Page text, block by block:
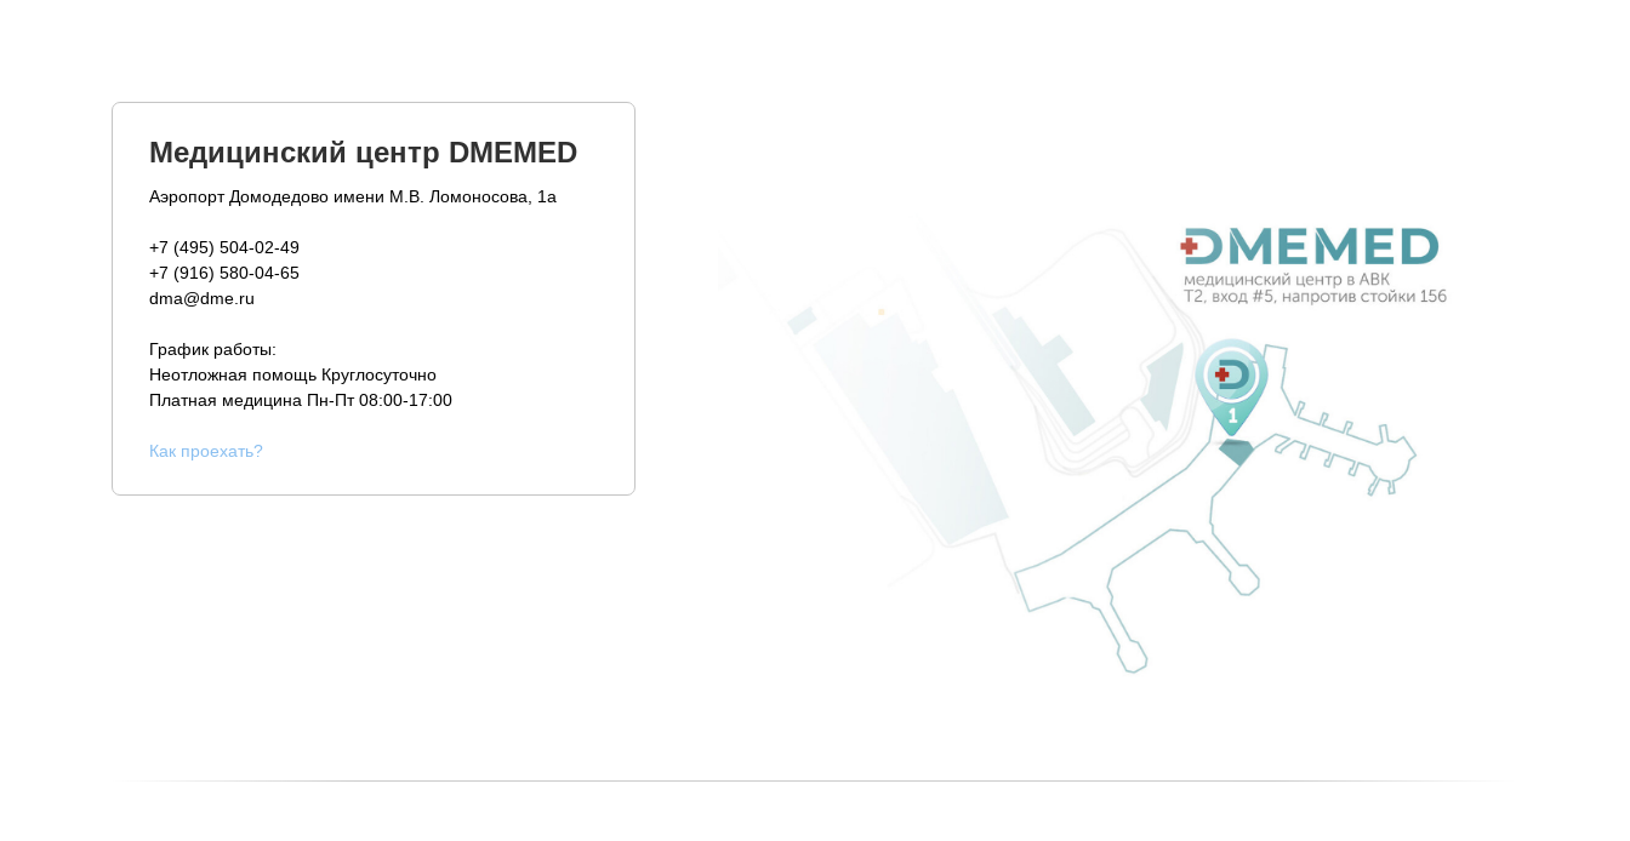
Медицинский центр DMEMED
Аэропорт Домодедово имени М.В. Ломоносова, 1а
+7 (495) 504-02-49
+7 (916) 580-04-65
dma@dme.ru
График работы:
Неотложная помощь Круглосуточно
Платная медицина Пн-Пт 08:00-17:00
Как проехать?